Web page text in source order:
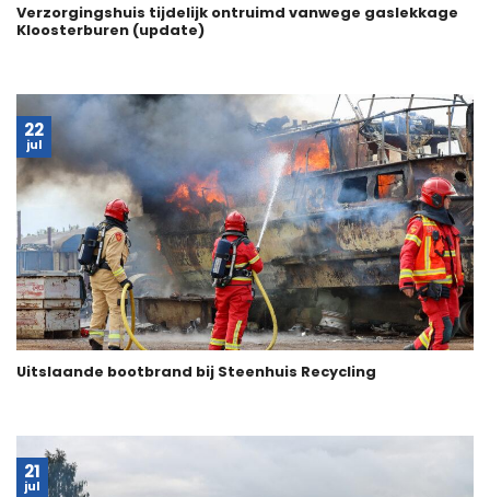
Verzorgingshuis tijdelijk ontruimd vanwege gaslekkage
Kloosterburen (update)
Uitslaande bootbrand bij Steenhuis Recycling
22
jul
21
jul